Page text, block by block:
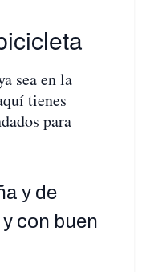
sea en la
tienes
para
y de
con buen